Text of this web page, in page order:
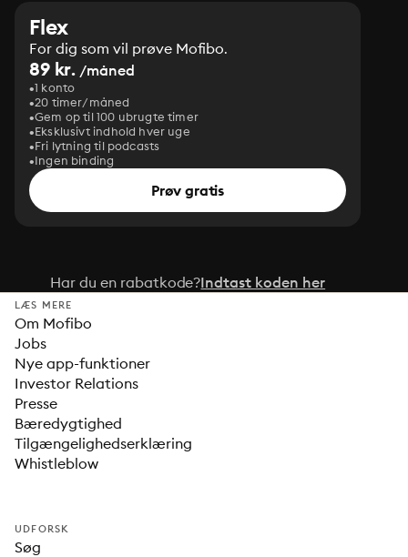
Flex
For dig som vil prøve Mofibo.
89 kr. /måned
1 konto
20 timer/måned
Gem op til 100 ubrugte timer
Eksklusivt indhold hver uge
Fri lytning til podcasts
Ingen binding
Prøv gratis
Har du en rabatkode?Indtast koden her
LÆS MERE
Om Mofibo
Jobs
Nye app-funktioner
Investor Relations
Presse
Bæredygtighed
Tilgængelighedserklæring
Whistleblow
UDFORSK
Søg